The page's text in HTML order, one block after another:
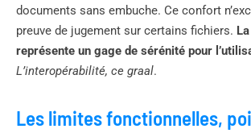
documents sans embuche. Ce confort
preuve de jugement sur certains fichiers.
représente un gage de sérénité pour
L’interopérabilité, ce graal.
Les limites fonctionnelles,